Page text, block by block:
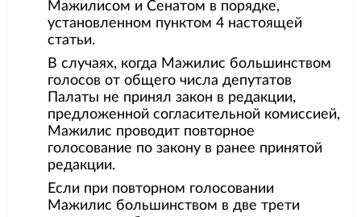
Мажилисом и Сенатом в порядке,
установленном пунктом 4 настоящей
статьи.
В случаях, когда Мажилис большинством
голосов от общего числа депутатов
Палаты не принял закон в редакции,
предложенной согласительной комиссией,
Мажилис проводит повторное
голосование по закону в ранее принятой
редакции.
Если при повторном голосовании
Мажилис большинством в две трети